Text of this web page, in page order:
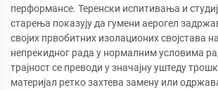
перформансе. Теренски испитивања и
старења показују да гумени аерогел
својих првобитних изолационих својстава
непрекидног рада у нормалним условима
трајност се преводи у значајну уштеду
материјал ретко захтева замену или